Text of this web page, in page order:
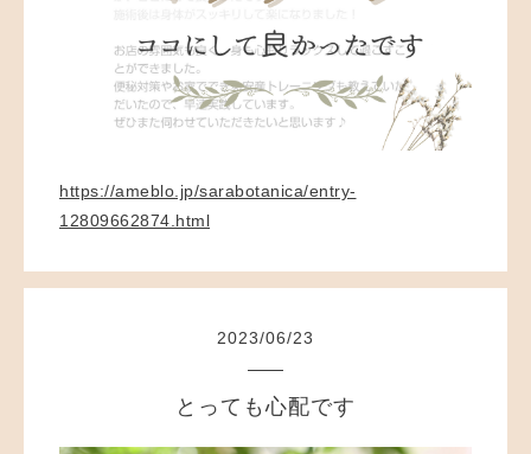
https://ameblo.jp/sarabotanica/entry-
12809662874.html
2023/06/23
とっても心配です